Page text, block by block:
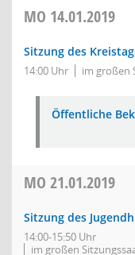
MO 14.01.2019
Sitzung des
14:00 Uhr im großen
Öffentliche
MO 21.01.2019
Sitzung des
14:00-15:50 Uhr
im großen